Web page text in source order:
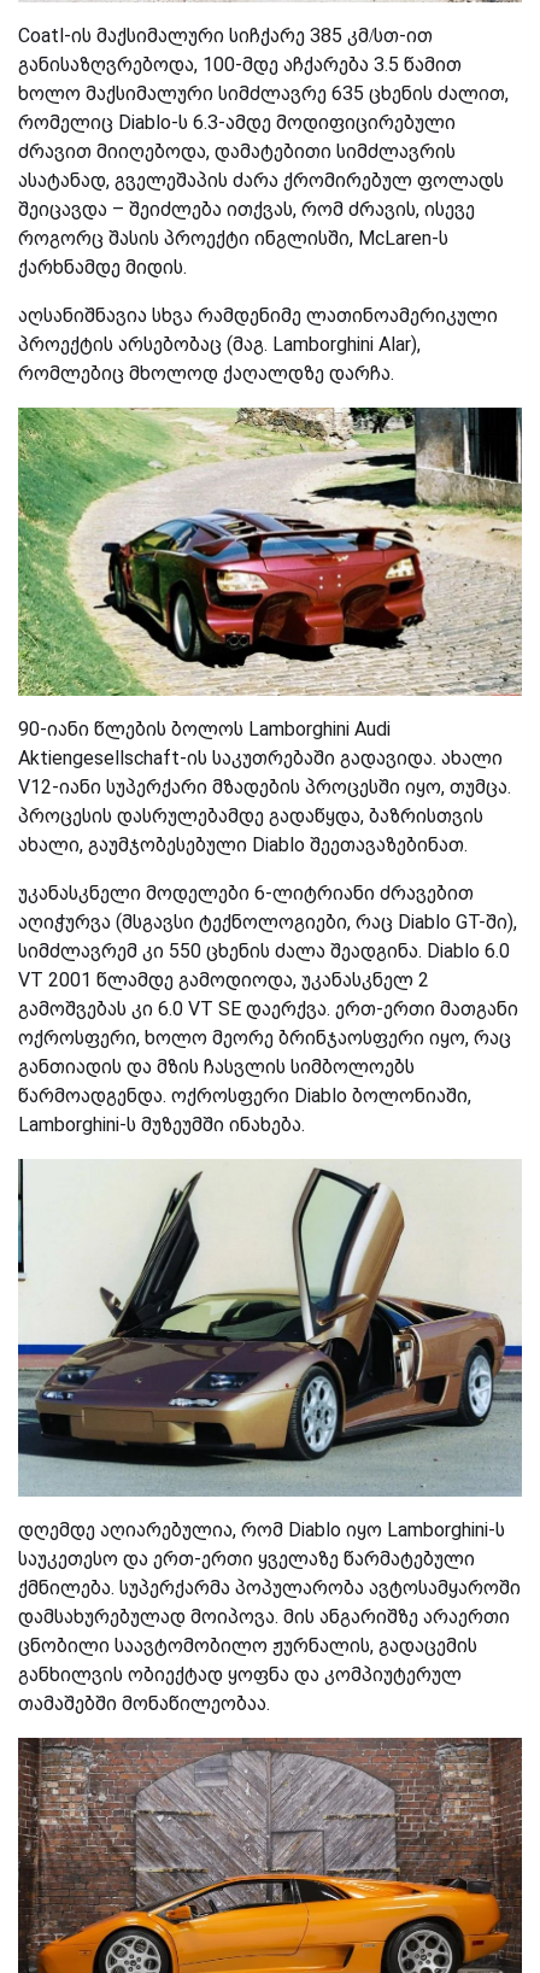
Coatl-ის მაქსიმალური სიჩქარე 385 კმ/სთ-ით
განისაზღვრებოდა, 100-მდე აჩქარება 3.5 წამით
ხოლო მაქსიმალური სიმძლავრე 635 ცხენის ძალით,
რომელიც Diablo-ს 6.3-ამდე მოდიფიცირებული
ძრავით მიიღებოდა, დამატებითი სიმძლავრის
ასატანად, გველეშაპის ძარა ქრომირებულ ფოლადს
შეიცავდა – შეიძლება ითქვას, რომ ძრავის, ისევე
როგორც შასის პროექტი ინგლისში, McLaren-ს
ქარხნამდე მიდის.
აღსანიშნავია სხვა რამდენიმე ლათინოამერიკული
პროექტის არსებობაც (მაგ. Lamborghini Alar),
რომლებიც მხოლოდ ქაღალდზე დარჩა.
90-იანი წლების ბოლოს Lamborghini Audi
Aktiengesellschaft-ის საკუთრებაში გადავიდა. ახალი
V12-იანი სუპერქარი მზადების პროცესში იყო, თუმცა.
პროცესის დასრულებამდე გადაწყდა, ბაზრისთვის
ახალი, გაუმჯობესებული Diablo შეეთავაზებინათ.
უკანასკნელი მოდელები 6-ლიტრიანი ძრავებით
აღიჭურვა (მსგავსი ტექნოლოგიები, რაც Diablo GT-ში),
სიმძლავრემ კი 550 ცხენის ძალა შეადგინა. Diablo 6.0
VT 2001 წლამდე გამოდიოდა, უკანასკნელ 2
გამოშვებას კი 6.0 VT SE დაერქვა. ერთ-ერთი მათგანი
ოქროსფერი, ხოლო მეორე ბრინჯაოსფერი იყო, რაც
განთიადის და მზის ჩასვლის სიმბოლოებს
წარმოადგენდა. ოქროსფერი Diablo ბოლონიაში,
Lamborghini-ს მუზეუმში ინახება.
დღემდე აღიარებულია, რომ Diablo იყო Lamborghini-ს
საუკეთესო და ერთ-ერთი ყველაზე წარმატებული
ქმნილება. სუპერქარმა პოპულარობა ავტოსამყაროში
დამსახურებულად მოიპოვა. მის ანგარიშზე არაერთი
ცნობილი საავტომობილო ჟურნალის, გადაცემის
განხილვის ობიექტად ყოფნა და კომპიუტერულ
თამაშებში მონაწილეობაა.